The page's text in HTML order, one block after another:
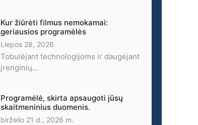
Kur žiūrėti filmus nemokamai:
geriausios programėlės
Liepos 28, 2026
Tobulėjant technologijoms ir daugėjant
įrenginių...
Programėlė, skirta apsaugoti jūsų
skaitmeninius duomenis.
birželio 21 d., 2026 m.